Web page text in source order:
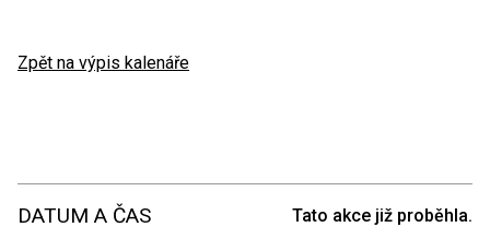
Zpět na výpis kalenáře
DATUM A ČAS Tato akce již proběhla.